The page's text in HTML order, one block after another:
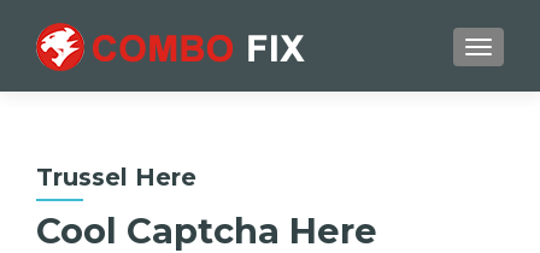
Trussel Here
Cool Captcha Here